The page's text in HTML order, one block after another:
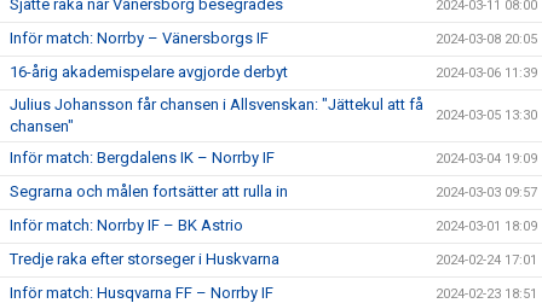
Sjätte raka när Vänersborg besegrades 2024-03-11 08:00
Inför match: Norrby – Vänersborgs IF 2024-03-08 20:05
16-årig akademispelare avgjorde derbyt 2024-03-06 11:39
Julius Johansson får chansen i Allsvenskan: "Jättekul att få
chansen"
2024-03-05 13:30
Inför match: Bergdalens IK – Norrby IF 2024-03-04 19:09
Segrarna och målen fortsätter att rulla in 2024-03-03 09:57
Inför match: Norrby IF – BK Astrio 2024-03-01 18:09
Tredje raka efter storseger i Huskvarna 2024-02-24 17:01
Inför match: Husqvarna FF – Norrby IF 2024-02-23 18:51